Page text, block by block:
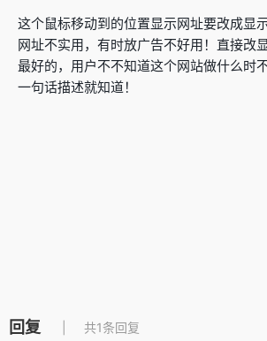
这个鼠标移动到的位置显示网址要改成显
网址不实用，有时放广告不好用！直接改
最好的，用户不不知道这个网站做什么时
一句话描述就知道！
回复 共1条回复